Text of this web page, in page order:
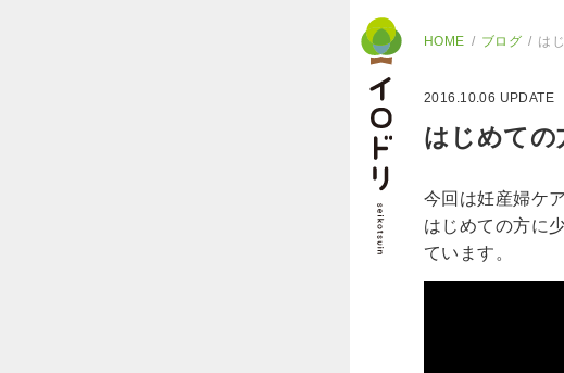
HOME ブログ は
2016.10.06 UPDATE
はじめての
今回は妊産婦ケ
はじめての方に
ています。